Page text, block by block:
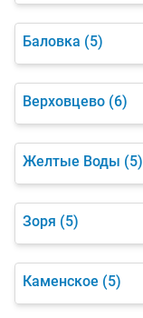
Баловка (5)
Верховцево (6)
Желтые Воды (5)
Зоря (5)
Каменское (5)